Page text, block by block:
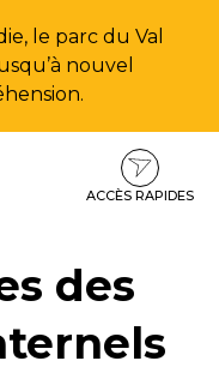
le parc du Val
nouvel
ACCÈS RAPIDES
des